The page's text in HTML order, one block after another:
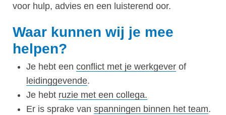
voor hulp, advies en een luisterend oor.
Waar kunnen wij je mee
helpen?
Je hebt een conflict met je werkgever of
leidinggevende.
Je hebt ruzie met een collega.
Er is sprake van spanningen binnen het team.